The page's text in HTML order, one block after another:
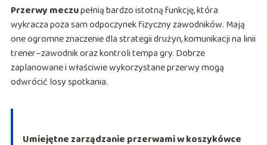
Przerwy meczupełnią bardzo istotną funkcję, która
wykracza poza sam odpoczynek fizyczny zawodników. Mają
one ogromne znaczenie dla strategii drużyn, komunikacji na linii
trener–zawodnik oraz kontroli tempa gry. Dobrze
zaplanowane i właściwie wykorzystane przerwy mogą
odwrócić losy spotkania.
Umiejętne zarządzanie przerwami w koszykówce